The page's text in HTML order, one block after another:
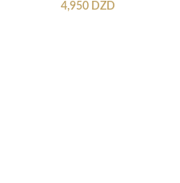
4,950 DZD